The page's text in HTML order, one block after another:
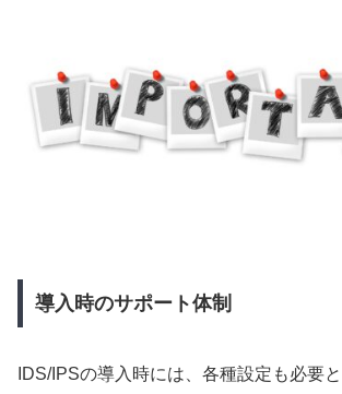
導入時のサポート体制
IDS/IPSの導入時には、各種設定も必要